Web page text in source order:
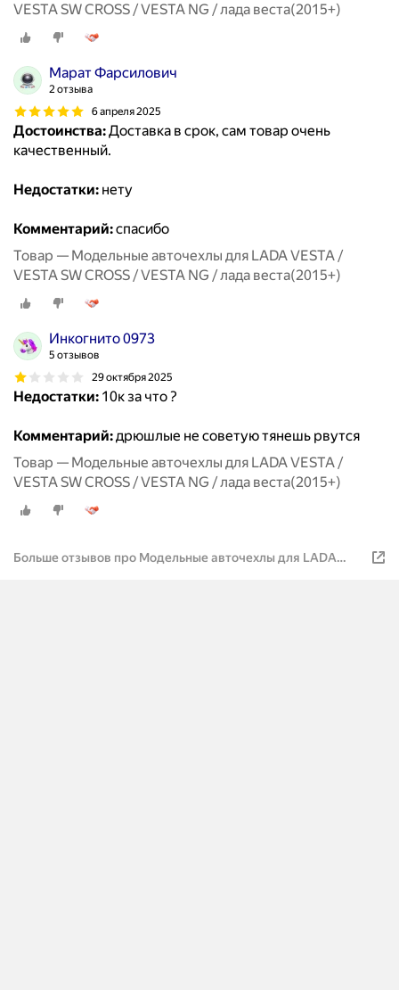
VESTA SW CROSS / VESTA NG / лада веста(2015+)
Марат Фарсилович
2 отзыва
6 апреля 2025
Достоинства:Доставка в срок, сам товар очень
качественный.
Недостатки: нету
Комментарий:спасибо
Товар — Модельные авточехлы для LADA VESTA /
VESTA SW CROSS / VESTA NG / лада веста(2015+)
Инкогнито 0973
5 отзывов
29 октября 2025
Недостатки: 10к за что ?
Комментарий:дрюшлые не советую тянешь рвутся
Товар — Модельные авточехлы для LADA VESTA /
VESTA SW CROSS / VESTA NG / лада веста(2015+)
Больше отзывов про Модельные авточехлы для LADA